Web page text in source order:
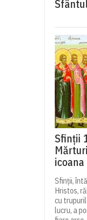
Sfinții
Sfinții,
Hristos,
cu
lucru, a